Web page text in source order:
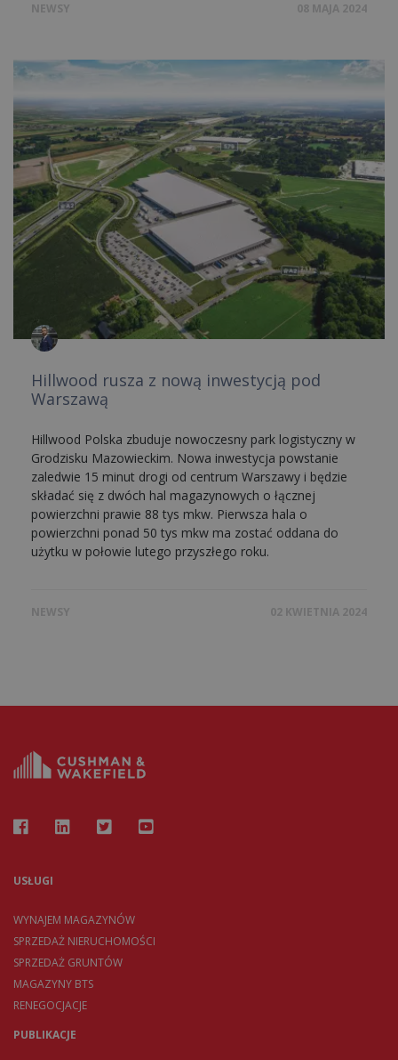
NEWSY 08 MAJA 2024
Hillwood rusza z nową inwestycją pod
Warszawą
Hillwood Polska zbuduje nowoczesny park logistyczny w
Grodzisku Mazowieckim. Nowa inwestycja powstanie
zaledwie 15 minut drogi od centrum Warszawy i będzie
składać się z dwóch hal magazynowych o łącznej
powierzchni prawie 88 tys mkw. Pierwsza hala o
powierzchni ponad 50 tys mkw ma zostać oddana do
użytku w połowie lutego przyszłego roku.
NEWSY 02 KWIETNIA 2024
USŁUGI
WYNAJEM MAGAZYNÓW
SPRZEDAŻ NIERUCHOMOŚCI
SPRZEDAŻ GRUNTÓW
MAGAZYNY BTS
RENEGOCJACJE
PUBLIKACJE